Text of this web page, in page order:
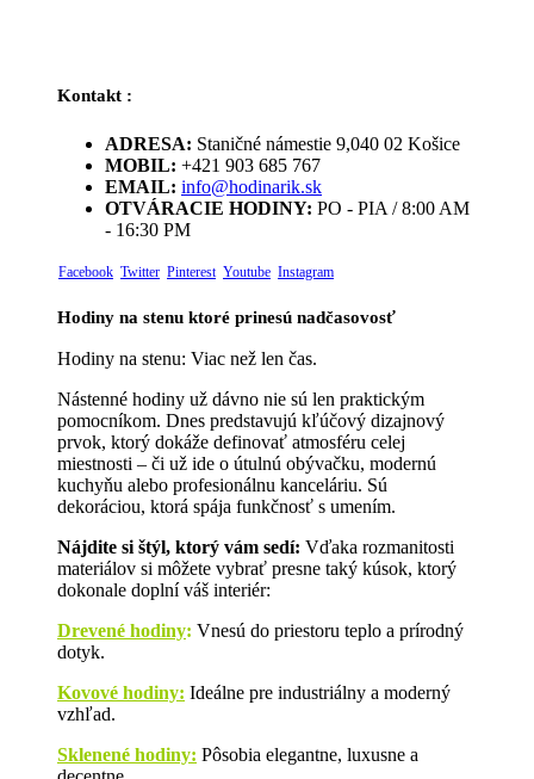
Kontakt :
ADRESA: Staničné námestie 9,040 02 Košice
MOBIL: +421 903 685 767
EMAIL: info@hodinarik.sk
OTVÁRACIE HODINY: PO - PIA / 8:00 AM
- 16:30 PM
Facebook Twitter Pinterest Youtube Instagram
Hodiny na stenu ktoré prinesú nadčasovosť
Hodiny na stenu: Viac než len čas.
Nástenné hodiny už dávno nie sú len praktickým
pomocníkom. Dnes predstavujú kľúčový dizajnový
prvok, ktorý dokáže definovať atmosféru celej
miestnosti – či už ide o útulnú obývačku, modernú
kuchyňu alebo profesionálnu kanceláriu. Sú
dekoráciou, ktorá spája funkčnosť s umením.
Nájdite si štýl, ktorý vám sedí: Vďaka rozmanitosti
materiálov si môžete vybrať presne taký kúsok, ktorý
dokonale doplní váš interiér:
Drevené hodiny: Vnesú do priestoru teplo a prírodný
dotyk.
Kovové hodiny: Ideálne pre industriálny a moderný
vzhľad.
Sklenené hodiny: Pôsobia elegantne, luxusne a